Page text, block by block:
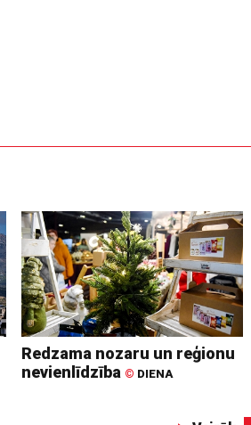
Redzama nozaru un reģionu
nevienlīdzība © DIENA